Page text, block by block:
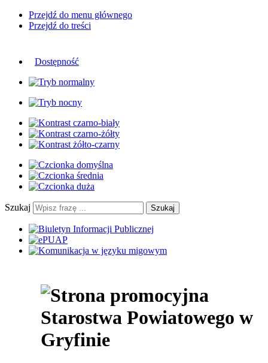
Przejdź do menu głównego
Przejdź do treści
Dostępność
Szukaj Szukaj